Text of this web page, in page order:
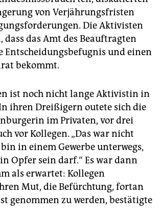
von Verjährungsfristen
Die Aktivisten
das Amt des Beauftragten
Entscheidungsbefugnis und einen
bekommt.
ist noch nicht lange Aktivistin in
ihren Dreißigern outete sich die
im Privaten, vor drei
vor Kollegen. „Das war nicht
in einem Gewerbe unterwegs,
Opfer sein darf.“ Es war dann
als erwartet: Kollegen
Mut, die Befürchtung, fortan
genommen zu werden, bestätigte